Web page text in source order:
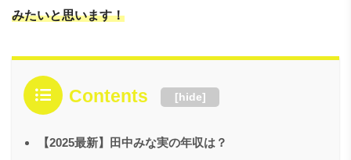
みたいと思います！
Contents [hide]
【2025最新】田中みな実の年収は？